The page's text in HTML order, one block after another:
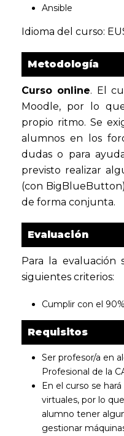
Ansible
Idioma del curso:
Metodología
Curso online. El
Moodle, por lo
propio ritmo. Se
alumnos en los
dudas o para
previsto realizar
(con
de forma conjunta.
Evaluación
Para la
siguientes criterios:
Cumplir con el
Requisitos
Ser profesor/a en
Profesional de la
En el curso se
virtuales, por lo
alumno tener
gestionar